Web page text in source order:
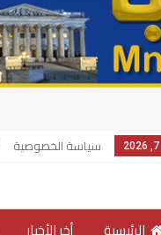
سياسة الخصوصية